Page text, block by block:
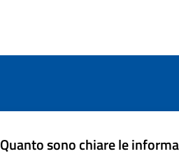
Quanto sono chiare le